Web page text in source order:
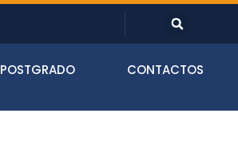
POSTGRADO CONTACTOS